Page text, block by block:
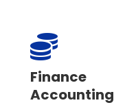

Finance
Accounting